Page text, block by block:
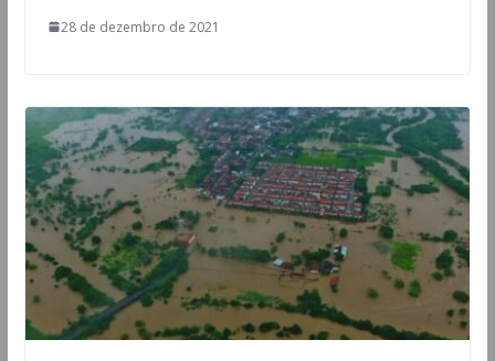
28 de dezembro de 2021